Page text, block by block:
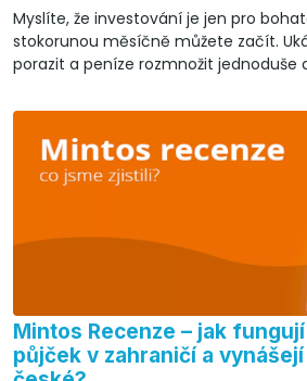
Myslíte, že investování je jen pro
stokorunou měsíčně můžete začít.
porazit a peníze rozmnožit jednoduše
Mintos Recenze – jak
půjček v zahraničí a